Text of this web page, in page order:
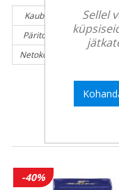
Kaubamärk:
Päritolumaa:
Netokogus (g):
-40%
Sellel